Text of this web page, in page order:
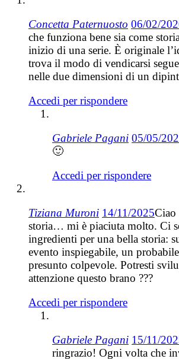
Concetta Paternuosto 06/02/
che funziona bene sia come
inizio di una serie. È originale
trova il modo di vendicarsi
nelle due dimensioni di un
Accedi per rispondere
Gabriele Pagani 05/05/
🙂
Accedi per rispondere
Tiziana Muroni 14/11/2025Ciao
storia… mi è piaciuta molto. Ci
ingredienti per una bella storia:
evento inspiegabile, un
presunto colpevole. Potresti
attenzione questo brano ???
Accedi per rispondere
Gabriele Pagani 15/11/
ringrazio! Ogni volta che